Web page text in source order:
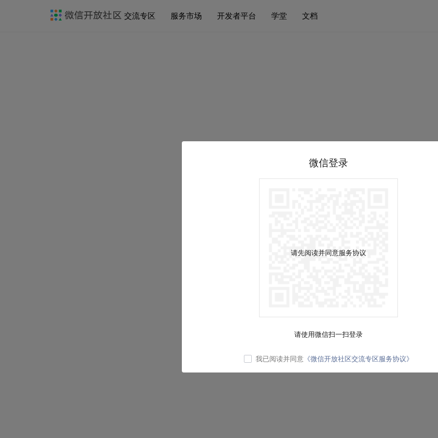
交流专区 服务市场 开发者平台 学堂 文档
微信登录
请先阅读并同意服务协议
请使用微信扫一扫登录
我已阅读并同意 《微信开放社区交流专区服务协议》